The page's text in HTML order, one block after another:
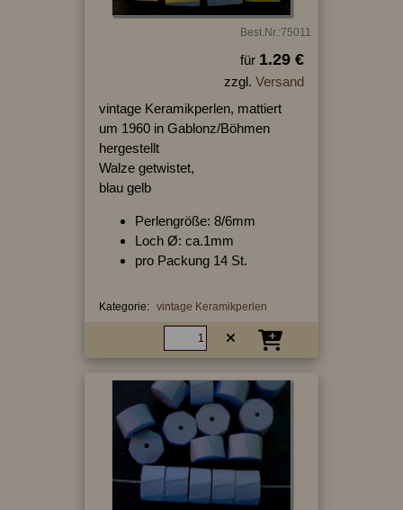
Best.Nr.:75011
für 1.29 €
zzgl. Versand
vintage Keramikperlen, mattiert
um 1960 in Gablonz/Böhmen
hergestellt
Walze getwistet,
blau gelb
Perlengröße: 8/6mm
Loch Ø: ca.1mm
pro Packung 14 St.
Kategorie: vintage Keramikperlen